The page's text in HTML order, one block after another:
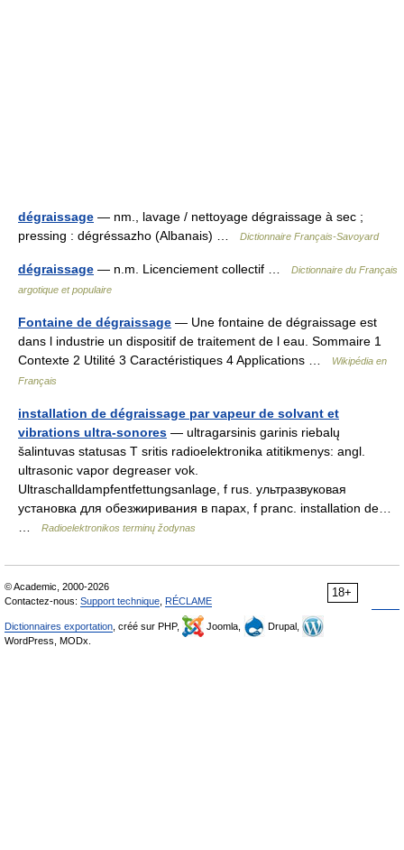
dégraissage — nm., lavage / nettoyage dégraissage à sec ;
pressing : dégréssazho (Albanais) …
Dictionnaire Français-Savoyard
dégraissage — n.m. Licenciement collectif …
Dictionnaire du Français
argotique et populaire
Fontaine de dégraissage — Une fontaine de dégraissage est
dans l industrie un dispositif de traitement de l eau. Sommaire 1
Contexte 2 Utilité 3 Caractéristiques 4 Applications …
Wikipédia en
Français
installation de dégraissage par vapeur de solvant et
vibrations ultra-sonores — ultragarsinis garinis riebalų
šalintuvas statusas T sritis radioelektronika atitikmenys: angl.
ultrasonic vapor degreaser vok.
Ultraschalldampfentfettungsanlage, f rus. ультразвуковая
установка для обезжиривания в парах, f pranc. installation de…
Radioelektronikos terminų žodynas
18+
© Academic, 2000-2026
Contactez-nous: Support technique RÉCLAME
Dictionnaires exportation , créé sur PHP, Joomla,
Drupal,
WordPress, MODx.